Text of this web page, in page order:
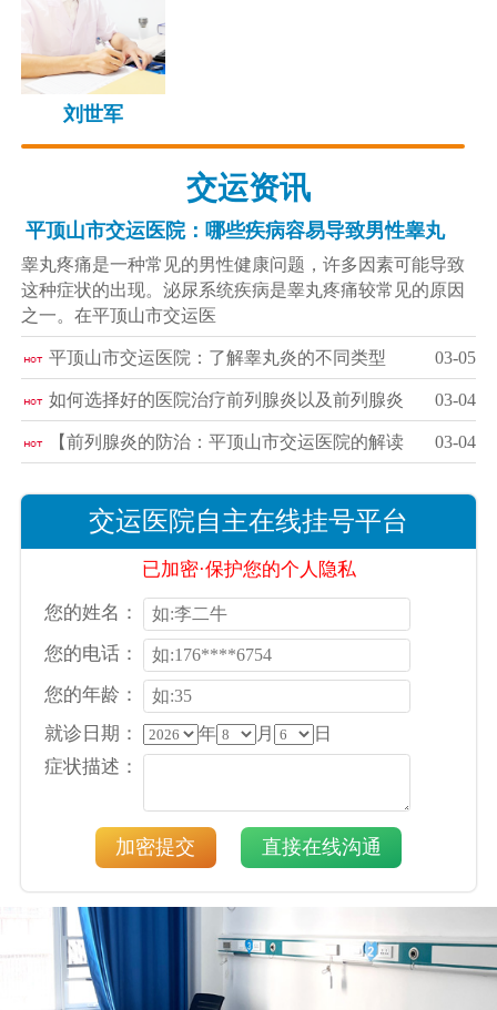
刘世军
交运资讯
平顶山市交运医院：哪些疾病容易导致男性睾丸
睾丸疼痛是一种常见的男性健康问题，许多因素可能导致
这种症状的出现。泌尿系统疾病是睾丸疼痛较常见的原因
之一。在平顶山市交运医
平顶山市交运医院：了解睾丸炎的不同类型 03-05
如何选择好的医院治疗前列腺炎以及前列腺炎 03-04
【前列腺炎的防治：平顶山市交运医院的解读 03-04
交运医院自主在线挂号平台
已加密·保护您的个人隐私
您的姓名：
您的电话：
您的年龄：
就诊日期：
年 月 日
症状描述：
加密提交 直接在线沟通